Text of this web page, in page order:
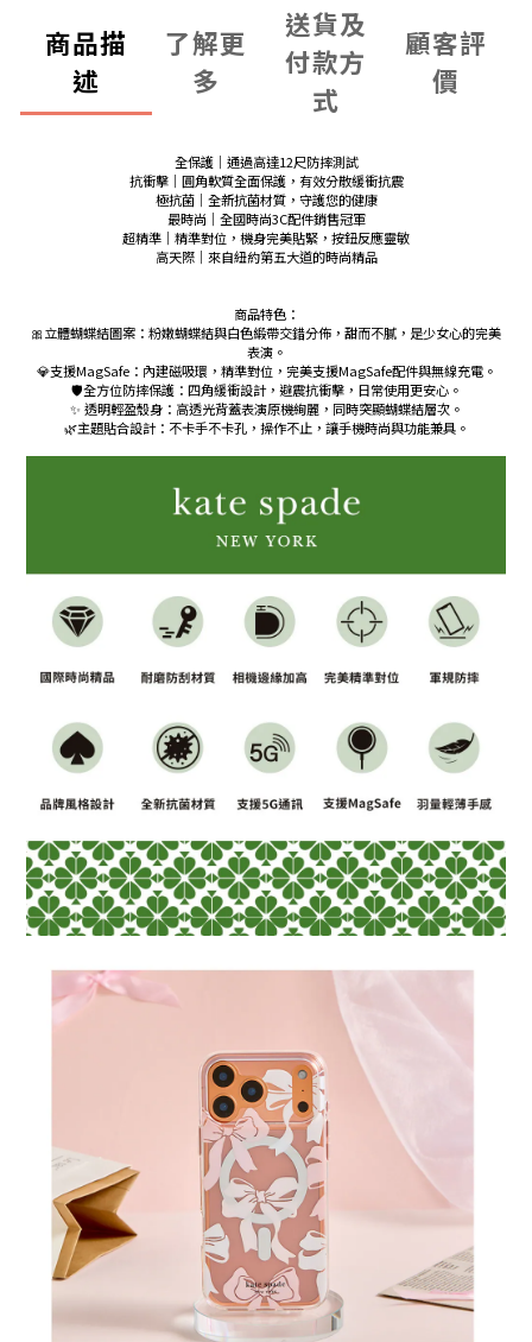
商品描
述
了解更
多
送貨及
付款方
式
顧客評
價
全保護｜通過高達12尺防摔測試
抗衝擊｜圓角軟質全面保護，有效分散緩衝抗震
極抗菌｜全新抗菌材質，守護您的健康
最時尚｜全國時尚3C配件銷售冠軍
超精準｜精準對位，機身完美貼緊，按鈕反應靈敏
高天際｜來自紐約第五大道的時尚精品
商品特色：
🎀立體蝴蝶結圖案：粉嫩蝴蝶結與白色緞帶交錯分佈，甜而不膩，是少女心的完美
表演。
💎支援MagSafe：內建磁吸環，精準對位，完美支援MagSafe配件與無線充電。
🛡️全方位防摔保護：四角緩衝設計，避震抗衝擊，日常使用更安心。
✨ 透明輕盈殼身：高透光背蓋表演原機絢麗，同時突顯蝴蝶結層次。
🌿主題貼合設計：不卡手不卡孔，操作不止，讓手機時尚與功能兼具。